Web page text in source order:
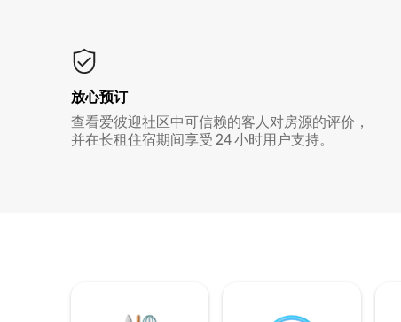
放心预订
查看爱彼迎社区中可信赖的客人对房源的评价，
并在长租住宿期间享受 24 小时用户支持。